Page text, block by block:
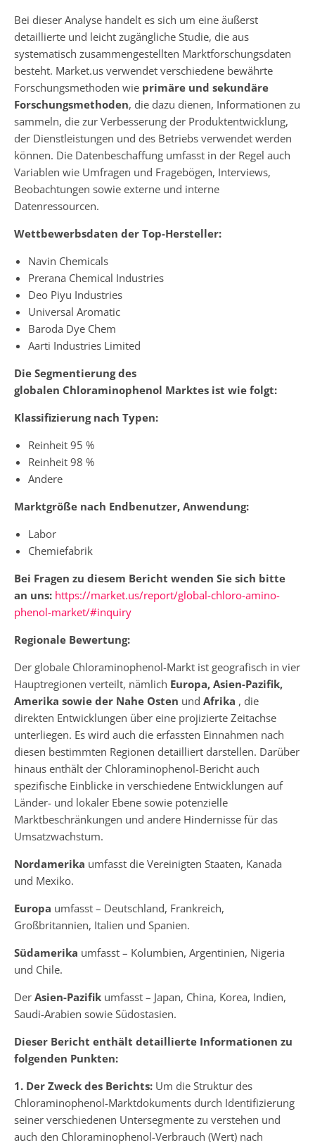
Bei dieser Analyse handelt es sich um eine äußerst
detaillierte und leicht zugängliche Studie, die aus
systematisch zusammengestellten Marktforschungsdaten
besteht. Market.us verwendet verschiedene bewährte
Forschungsmethoden wie primäre und sekundäre
Forschungsmethoden, die dazu dienen, Informationen zu
sammeln, die zur Verbesserung der Produktentwicklung,
der Dienstleistungen und des Betriebs verwendet werden
können. Die Datenbeschaffung umfasst in der Regel auch
Variablen wie Umfragen und Fragebögen, Interviews,
Beobachtungen sowie externe und interne
Datenressourcen.
Wettbewerbsdaten der Top-Hersteller:
Navin Chemicals
Prerana Chemical Industries
Deo Piyu Industries
Universal Aromatic
Baroda Dye Chem
Aarti Industries Limited
Die Segmentierung des
globalen Chloraminophenol Marktes ist wie folgt:
Klassifizierung nach Typen:
Reinheit 95 %
Reinheit 98 %
Andere
Marktgröße nach Endbenutzer, Anwendung:
Labor
Chemiefabrik
Bei Fragen zu diesem Bericht wenden Sie sich bitte
an uns: https://market.us/report/global-chloro-amino-
phenol-market/#inquiry
Regionale Bewertung:
Der globale Chloraminophenol-Markt ist geografisch in vier
Hauptregionen verteilt, nämlich Europa, Asien-Pazifik,
Amerika sowie der Nahe Osten und Afrika , die
direkten Entwicklungen über eine projizierte Zeitachse
unterliegen. Es wird auch die erfassten Einnahmen nach
diesen bestimmten Regionen detailliert darstellen. Darüber
hinaus enthält der Chloraminophenol-Bericht auch
spezifische Einblicke in verschiedene Entwicklungen auf
Länder- und lokaler Ebene sowie potenzielle
Marktbeschränkungen und andere Hindernisse für das
Umsatzwachstum.
Nordamerika umfasst die Vereinigten Staaten, Kanada
und Mexiko.
Europa umfasst – Deutschland, Frankreich,
Großbritannien, Italien und Spanien.
Südamerika umfasst – Kolumbien, Argentinien, Nigeria
und Chile.
Der Asien-Pazifik umfasst – Japan, China, Korea, Indien,
Saudi-Arabien sowie Südostasien.
Dieser Bericht enthält detaillierte Informationen zu
folgenden Punkten:
1. Der Zweck des Berichts: Um die Struktur des
Chloraminophenol-Marktdokuments durch Identifizierung
seiner verschiedenen Untersegmente zu verstehen und
auch den Chloraminophenol-Verbrauch (Wert) nach